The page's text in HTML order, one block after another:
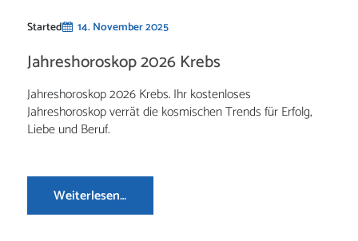
Started 14. November 2025
Jahreshoroskop 2026 Krebs
Jahreshoroskop 2026 Krebs. Ihr kostenloses
Jahreshoroskop verrät die kosmischen Trends für Erfolg,
Liebe und Beruf.
Weiterlesen…